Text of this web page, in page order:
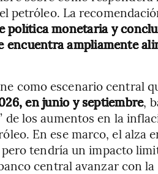
petróleo. La
política monetaria y
encuentra ampliamente
como escenario central
en junio y septiembre,
los aumentos en la
En ese marco, el alza
tendría un impacto
central avanzar con